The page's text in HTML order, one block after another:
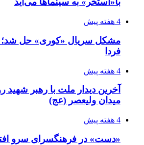
4 هفته پیش
مشکل سریال «کوری» حل
فردا
4 هفته پیش
آخرین دیدار ملت با رهبر شهید
میدان ولیعصر (عج)
4 هفته پیش
«دست» در فرهنگسرای سرو